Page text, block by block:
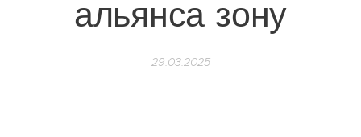
альянса зону
29.03.2025